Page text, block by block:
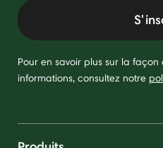
Pour en savoir plus sur la façon
informations, consultez notre